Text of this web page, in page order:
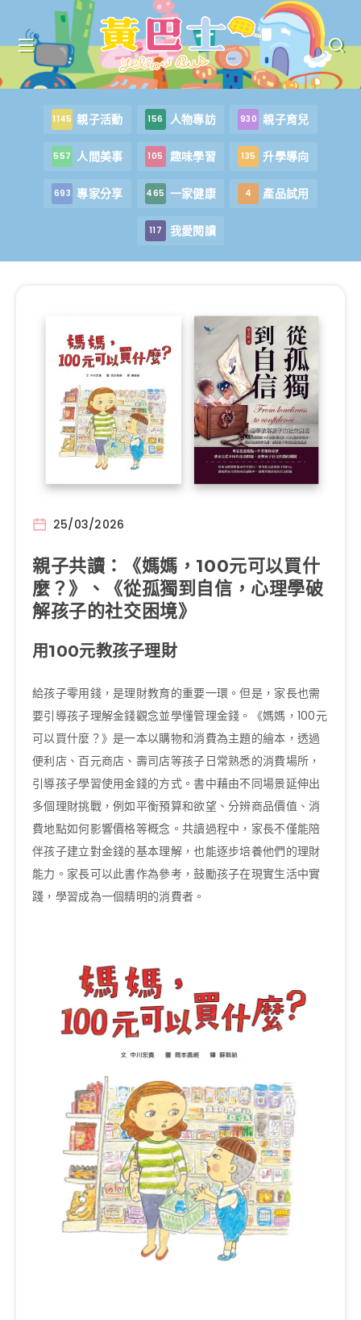
1145 親子活動 156 人物專訪 930 親子育兒
557 人間美事 105 趣味學習 135 升學導向
693 專家分享 465 一家健康 4 產品試用
117 我愛閱讀
25/03/2026
親子共讀：《媽媽，100元可以買什
麼？》、《從孤獨到自信，心理學破
解孩子的社交困境》
用100元教孩子理財
給孩子零用錢，是理財教育的重要一環。但是，家長也需
要引導孩子理解金錢觀念並學懂管理金錢。《媽媽，100元
可以買什麼？》是一本以購物和消費為主題的繪本，透過
便利店、百元商店、壽司店等孩子日常熟悉的消費場所，
引導孩子學習使用金錢的方式。書中藉由不同場景延伸出
多個理財挑戰，例如平衡預算和欲望、分辨商品價值、消
費地點如何影響價格等概念。共讀過程中，家長不僅能陪
伴孩子建立對金錢的基本理解，也能逐步培養他們的理財
能力。家長可以此書作為參考，鼓勵孩子在現實生活中實
踐，學習成為一個精明的消費者。